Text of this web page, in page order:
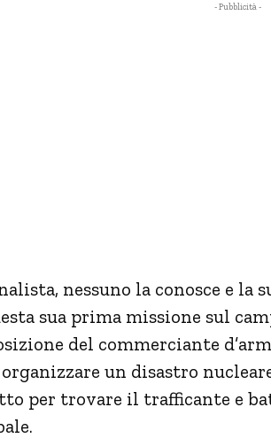
- Pubblicità -
nessuno la conosce e la
sua prima missione sul
del commerciante
un disastro
per trovare il trafficante e